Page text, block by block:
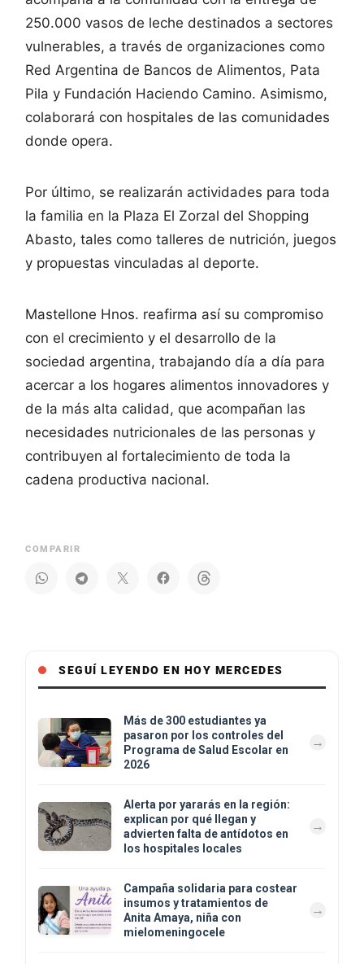
250.000 vasos de leche destinados a sectores
vulnerables, a través de organizaciones como
Red Argentina de Bancos de Alimentos, Pata
Pila y Fundación Haciendo Camino. Asimismo,
colaborará con hospitales de las comunidades
donde opera.
Por último, se realizarán actividades para toda
la familia en la Plaza El Zorzal del Shopping
Abasto, tales como talleres de nutrición, juegos
y propuestas vinculadas al deporte.
Mastellone Hnos. reafirma así su compromiso
con el crecimiento y el desarrollo de la
sociedad argentina, trabajando día a día para
acercar a los hogares alimentos innovadores y
de la más alta calidad, que acompañan las
necesidades nutricionales de las personas y
contribuyen al fortalecimiento de toda la
cadena productiva nacional.
COMPARIR
SEGUÍ LEYENDO EN HOY MERCEDES
Más de 300 estudiantes ya
pasaron por los controles del
Programa de Salud Escolar en
2026
Alerta por yararás en la región:
explican por qué llegan y
advierten falta de antídotos en
los hospitales locales
Campaña solidaria para costear
insumos y tratamientos de
Anita Amaya, niña con
mielomeningocele